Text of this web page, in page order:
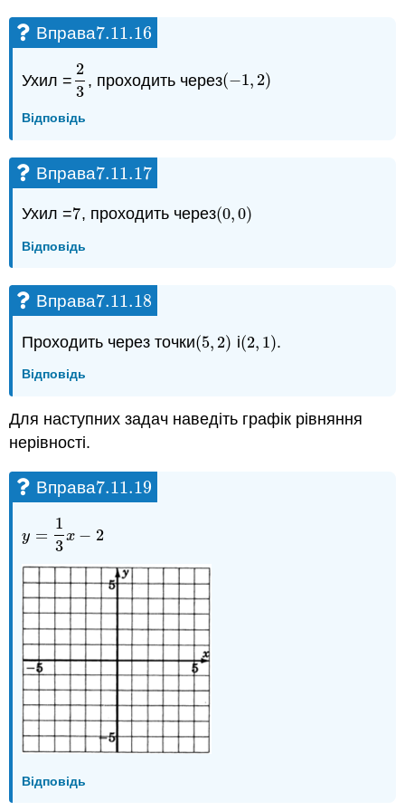
Вправа7.11.16
7.11.16
Ухил =
2
3
23, проходить через(−1, 2)
(−1,2)
Відповідь
Вправа7.11.17
7.11.17
Ухил =7
7, проходить через(0,0)
(0, 0)
Відповідь
Вправа7.11.18
7.11.18
Проходить через точки(5, 2)
(5, 2) і(2, 1)
(2, 1) .
Відповідь
Для наступних задач наведіть графік рівняння
нерівності.
Вправа7.11.19
7.11.19
y =
1
3
x − 2
y =1 3x− 2
Відповідь